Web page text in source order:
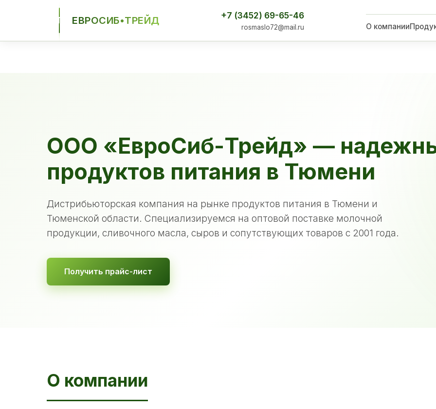
ЕСТ ЕВРОСИБ•ТРЕЙД +7 (3452) 69-65-46
rosmaslo72@mail.ru О компании
ООО «ЕвроСиб-Трейд» —
продуктов питания в Тюмени
Дистрибьюторская компания на рынке продуктов питания в Тюмени и
Тюменской области. Специализируемся на оптовой поставке молочной
продукции, сливочного масла, сыров и сопутствующих товаров с 2001 года.
Получить прайс-лист
О компании